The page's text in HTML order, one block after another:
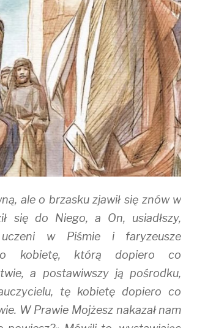
ale o brzasku zjawił się znów w
się do Niego, a On, usiadłszy,
w Piśmie i faryzeusze
kobietę, którą dopiero co
a postawiwszy ją pośrodku,
tę kobietę dopiero co
W Prawie Mojżesz nakazał nam